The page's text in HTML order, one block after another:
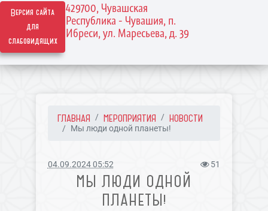
Версия сайта
для
слабовидящих
429700, Чувашская
Республика - Чувашия, п.
Ибреси, ул. Маресьева, д. 39
ГЛАВНАЯ МЕРОПРИЯТИЯ НОВОСТИ
Мы люди одной планеты!
04.09.2024 05:52 51
МЫ ЛЮДИ ОДНОЙ
ПЛАНЕТЫ!